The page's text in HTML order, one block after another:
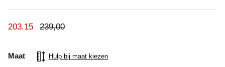
Verkoopprijs
203,15 Reguliere prijs
239,00
Maat Hulp bij maat kiezen